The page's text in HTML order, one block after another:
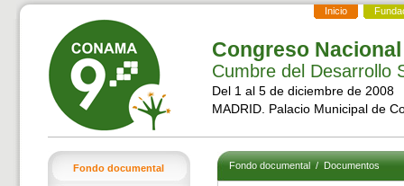
Inicio
Congreso
Cumbre del Desarrollo
Del 1 al 5 de diciembre de 2008
MADRID. Palacio Municipal de
Fondo documental Fondo documental/Documentos